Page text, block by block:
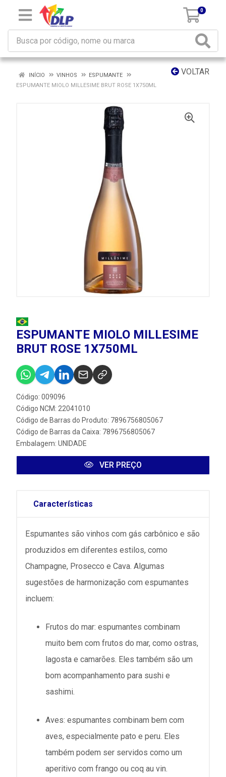
0
VOLTAR
INÍCIO VINHOS
ESPUMANTE
ESPUMANTE MIOLO MILLESIME BRUT ROSE 1X750ML
ESPUMANTE MIOLO MILLESIME
BRUT ROSE 1X750ML
Código: 009096
Código NCM: 22041010
Código de Barras do Produto: 7896756805067
Código de Barras da Caixa: 7896756805067
Embalagem: UNIDADE
VER PREÇO
Características
Espumantes são vinhos com gás carbônico e são
produzidos em diferentes estilos, como
Champagne, Prosecco e Cava. Algumas
sugestões de harmonização com espumantes
incluem:
Frutos do mar: espumantes combinam
muito bem com frutos do mar, como ostras,
lagosta e camarões. Eles também são um
bom acompanhamento para sushi e
sashimi.
Aves: espumantes combinam bem com
aves, especialmente pato e peru. Eles
também podem ser servidos como um
aperitivo com frango ou coq au vin.